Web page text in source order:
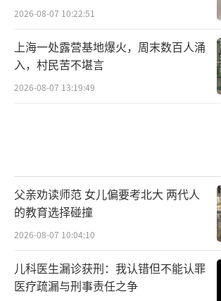
2026-08-07 10:22:51
上海一处露营基地爆火，周末数百人涌
入，村民苦不堪言
2026-08-07 13:19:49
父亲劝读师范 女儿偏要考北大 两代人
的教育选择碰撞
2026-08-07 10:04:10
儿科医生漏诊获刑：我认错但不能认罪
医疗疏漏与刑事责任之争